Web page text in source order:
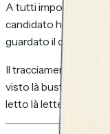
A tutti importa se il
candidato ha
guardato il contratto.
Il tracciamento email
visto là busta?" Il
letto là lettera, è